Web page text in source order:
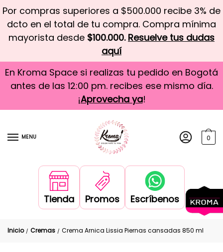
Por compras superiores a $500.000 recibe 3% de
dcto en el total de tu compra. Compra mínima
mayorista desde $100.000. Resuelve tus dudas
aquí
En Kroma Space si realizas tu pedido en Bogotá
antes de las 12:00 pm. recibes ese mismo día.
¡Aprovecha ya!
MENU 0
Tienda Promos Escríbenos
Inicio / Cremas / Crema Arnica Lissia Piernas cansadas 850 ml